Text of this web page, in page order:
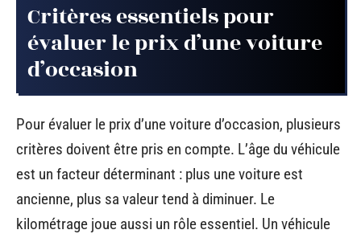
Critères essentiels pour
évaluer le prix d’une voiture
d’occasion
Pour évaluer le prix d’une voiture d’occasion, plusieurs
critères doivent être pris en compte. L’âge du véhicule
est un facteur déterminant : plus une voiture est
ancienne, plus sa valeur tend à diminuer. Le
kilométrage joue aussi un rôle essentiel. Un véhicule